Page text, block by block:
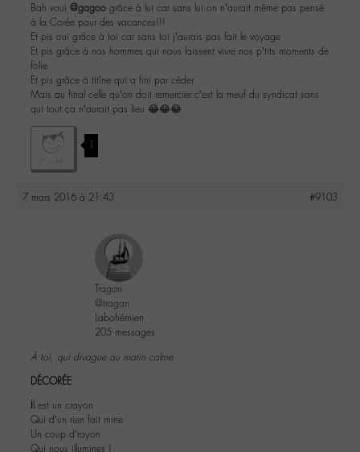
Bah voui @gagoo grâce à lui car sans lui on n’aurait même pas pensé
à la Corée pour des vacances!!!
Et pis oui grâce à toi car sans toi j’aurais pas fait le voyage
Et pis grâce à nos hommes qui nous laissent vivre nos p’tits moments de
folie
Et pis grâce à titîne qui a fini par céder
Mais au final celle qu’on doit remercier c’est la meuf du syndicat sans
qui tout ça n’aurait pas lieu 😂😂😂
1
7 mars 2016 à 21:43 #9103
Tragan
@tragan
Labohémien
205 messages
À toi, qui divague au matin calme
DÉCORÉE
İl est un crayon
Qui d’un rien fait mine
Un coup d’rayon
Qui nous illumines !